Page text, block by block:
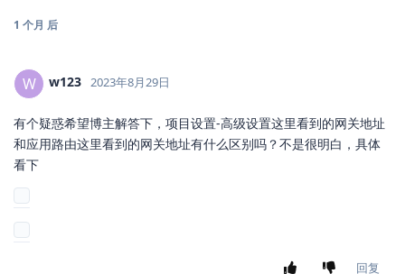
1 个月 后
W w123 2023年8月29日
有个疑惑希望博主解答下，项目设置-高级设置这里看到的网关地址
和应用路由这里看到的网关地址有什么区别吗？不是很明白，具体
看下